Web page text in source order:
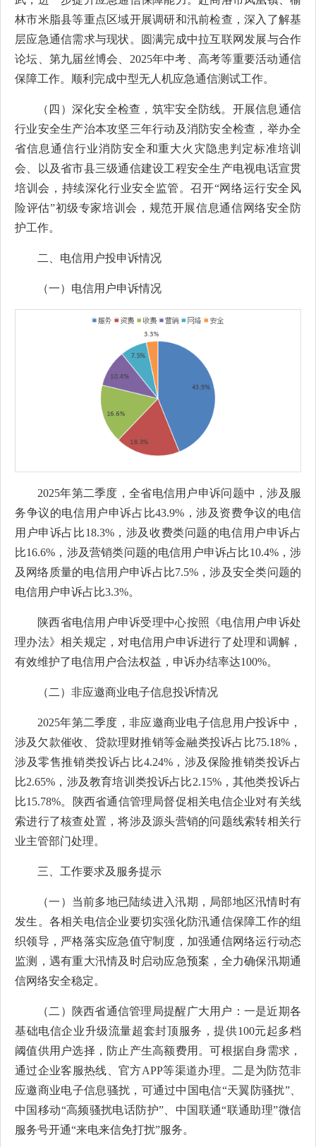
林市米脂县等重点区域开展调研和汛前检查， 深入了解基
层应急通信需求与现状 。圆满完成中拉互联网发展与合作
论坛、第九届丝博会、 2025年中考、高考等重要活动通信
保障工作。顺利完成中型无人机应急通信测试工作。
（四）深化安全检查，筑牢安全防线。开展信息通信
行业安全生产治本攻坚三年行动及消防安全检查，举办全
省信息通信行业消防安全和重大火灾隐患判定标准培训
会、以及省市县三级通信建设工程安全生产电视电话宣贯
培训会，持续深化行业安全监管。召开“网络运行安全风
险评估”初级专家培训会，规范开展信息通信网络安全防
护工作。
二、电信用户投申诉情况
（一）电信用户申诉情况
2025年第二季度，全省电信用户申诉问题中，涉及服
务争议的电信用户申诉占比43.9%，涉及资费争议的电信
用户申诉占比18.3%，涉及收费类问题的电信用户申诉占
比16.6%，涉及营销类问题的电信用户申诉占比10.4%，涉
及网络质量的电信用户申诉占比7.5%，涉及安全类问题的
电信用户申诉占比3.3%。
陕西省电信用户申诉受理中心按照《电信用户申诉处
理办法》相关规定，对电信用户申诉进行了处理和调解，
有效维护了电信用户合法权益，申诉办结率达100%。
（二）非应邀商业电子信息投诉情况
2025年第二季度，非应邀商业电子信息用户投诉中，
涉及欠款催收、贷款理财推销等金融类投诉占比75.18%，
涉及零售推销类投诉占比4.24%，涉及保险推销类投诉占
比2.65%，涉及教育培训类投诉占比2.15%，其他类投诉占
比15.78%。陕西省通信管理局督促相关电信企业对有关线
索进行了核查处置，将涉及源头营销的问题线索转相关行
业主管部门处理。
三、 工作要求及服务提示
（一）当前多地已陆续进入汛期，局部地区汛情时有
发生。各相关电信企业要切实强化防汛通信保障工作的组
织领导，严格落实应急值守制度，加强通信网络运行动态
监测，遇有重大汛情及时启动应急预案，全力确保汛期通
信网络安全稳定。
（二）陕西省通信管理局提醒广大用户：一是近期各
基础电信企业升级流量超套封顶服务，提供100元起多档
阈值供用户选择，防止产生高额费用。可根据自身需求，
通过企业客服热线、官方APP等渠道办理。二是为防范非
应邀商业电子信息骚扰，可通过中国电信“天翼防骚扰”、
中国移动“高频骚扰电话防护”、中国联通“联通助理”微信
服务号开通“来电来信免打扰”服务。